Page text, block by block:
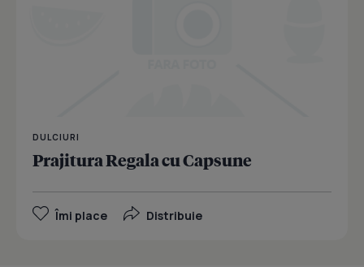
DULCIURI
Prajitura Regala cu Capsune
Îmi place Distribuie